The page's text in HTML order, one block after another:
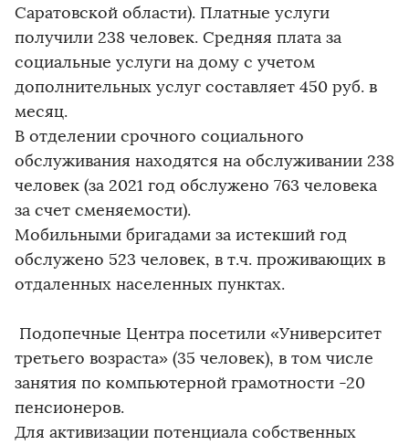
Саратовской области). Платные услуги
получили 238 человек. Средняя плата за
социальные услуги на дому с учетом
дополнительных услуг составляет 450 руб. в
месяц.
В отделении срочного социального
обслуживания находятся на обслуживании 238
человек (за 2021 год обслужено 763 человека
за счет сменяемости).
Мобильными бригадами за истекший год
обслужено 523 человек, в т.ч. проживающих в
отдаленных населенных пунктах.
Подопечные Центра посетили «Университет
третьего возраста» (35 человек), в том числе
занятия по компьютерной грамотности -20
пенсионеров.
Для активизации потенциала собственных